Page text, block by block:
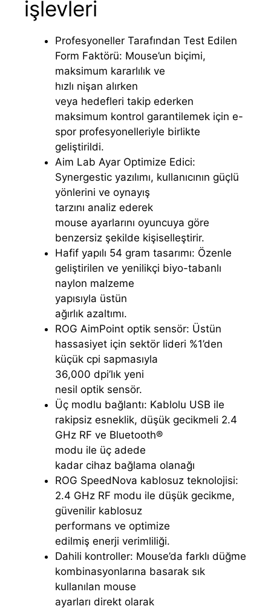
işlevleri
Profesyoneller Tarafından Test Edilen
Form Faktörü: Mouse’un biçimi,
maksimum kararlılık ve
hızlı nişan alırken
veya hedefleri takip ederken
maksimum kontrol garantilemek için e-
spor profesyonelleriyle birlikte
geliştirildi.
Aim Lab Ayar Optimize Edici:
Synergestic yazılımı, kullanıcının güçlü
yönlerini ve oynayış
tarzını analiz ederek
mouse ayarlarını oyuncuya göre
benzersiz şekilde kişiselleştirir.
Hafif yapılı 54 gram tasarımı: Özenle
geliştirilen ve yenilikçi biyo-tabanlı
naylon malzeme
yapısıyla üstün
ağırlık azaltımı.
ROG AimPoint optik sensör: Üstün
hassasiyet için sektör lideri %1’den
küçük cpi sapmasıyla
36,000 dpi’lık yeni
nesil optik sensör.
Üç modlu bağlantı: Kablolu USB ile
rakipsiz esneklik, düşük gecikmeli 2.4
GHz RF ve Bluetooth®
modu ile üç adede
kadar cihaz bağlama olanağı
ROG SpeedNova kablosuz teknolojisi:
2.4 GHz RF modu ile düşük gecikme,
güvenilir kablosuz
performans ve optimize
edilmiş enerji verimliliği.
Dahili kontroller: Mouse’da farklı düğme
kombinasyonlarına basarak sık
kullanılan mouse
ayarları direkt olarak